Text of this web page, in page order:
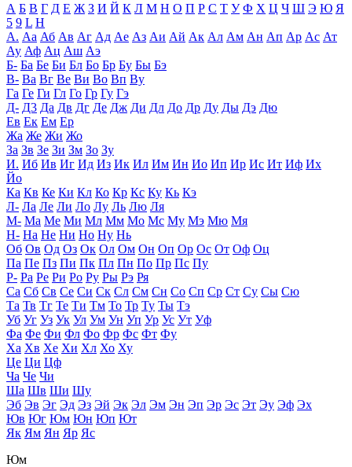
А Б В Г Д Е Ж З И Й К Л М Н О П Р С Т У Ф Х Ц Ч Ш Э Ю Я
5 9 L H
А. Аа Аб Ав Аг Ад Ае Аз Аи Ай Ак Ал Ам Ан Ап Ар Ас Ат
Ау Аф Ац Аш Аэ
Б- Ба Бе Би Бл Бо Бр Бу Бы Бэ
В- Ва Вг Ве Ви Во Вп Ву
Га Ге Ги Гл Го Гр Гу Гэ
Д- Д3 Да Дв Дг Де Дж Ди Дл До Др Ду Ды Дэ Дю
Ев Ек Ем Ер
Жа Же Жи Жо
За Зв Зе Зи Зм Зо Зу
И. Иб Ив Иг Ид Из Ик Ил Им Ин Ио Ип Ир Ис Ит Иф Их
Йо
Ка Кв Ке Ки Кл Ко Кр Кс Ку Кь Кэ
Л- Ла Ле Ли Ло Лу Ль Лю Ля
М- Ма Ме Ми Мл Мм Мо Мс Му Мэ Мю Мя
Н- На Не Ни Но Ну Нь
Об Ов Од Оз Ок Ол Ом Он Оп Ор Ос От Оф Оц
Па Пе Пз Пи Пк Пл Пн По Пр Пс Пу
Р- Ра Ре Ри Ро Ру Ры Рэ Ря
Са Сб Св Се Си Ск Сл См Сн Со Сп Ср Ст Су Сы Сю
Та Тв Тг Те Ти Тм То Тр Ту Ты Тэ
Уб Уг Уз Ук Ул Ум Ун Уп Ур Ус Ут Уф
Фа Фе Фи Фл Фо Фр Фс Фт Фу
Ха Хв Хе Хи Хл Хо Ху
Це Ци Цф
Ча Че Чи
Ша Шв Ши Шу
Эб Эв Эг Эд Эз Эй Эк Эл Эм Эн Эп Эр Эс Эт Эу Эф Эх
Юв Юг Юм Юн Юп Ют
Як Ям Ян Яр Яс
Юм